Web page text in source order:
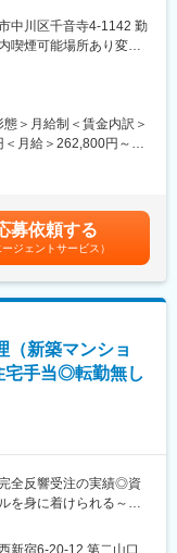
らえた様々な提案や、
付加価値の高い事業を
図っています。
スビルや商業施設に
ます。
新／スプリンクラーな
とに直結する、無くて
格と知識を基に、建物
一人ひとりが意見を出
しています。
定をしています。管理
費用支給や、各種資格
ています。
消防計画が立てられて
います。
中川区千音寺4-1142 勤
喫煙可能場所あり変更
＞月給制＜賃金内訳＞
月給＞262,800円～
金はあくまでも目安
性があります。月給(月
募依頼する
ージェントサービス）
（新築マンショ
宅手当◎転勤無し
全反響受注の実績◎資
を身に着けられる～
新宿6-20-12 第二山口